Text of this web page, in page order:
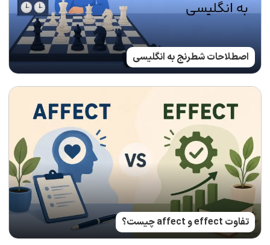
اصطلاحات شطرنج به انگلیسی
تفاوت effect و affect چیست؟